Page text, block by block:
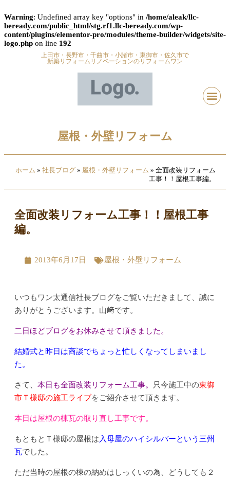
Warning: Undefined array key "options" in /home/aleak/llc-
beready.com/public_html/stg.rf1.llc-beready.com/wp-
content/plugins/elementor-pro/modules/theme-builder/widgets/site-
logo.php on line 192
上田市・長野市・千曲市・小諸市・東御市・佐久市で
新築リフォームリノベーションのリフォームワン
屋根・外壁リフォーム
ホーム » 社長ブログ » 屋根・外壁リフォーム » 全面改装リフォーム
工事！！屋根工事編。
全面改装リフォーム工事！！屋根工事
編。
2013年6月17日 屋根・外壁リフォーム
いつもワン太通信社長ブログをご覧いただきまして、誠に
ありがとうございます。山﨑です。
二日ほどブログをお休みさせて頂きました。
結婚式と昨日は商談でちょっと忙しくなってしまいまし
た。
さて、 本日も全面改装リフォーム工事。 只今施工中の東御
市Ｔ様邸の施工ライブをご紹介させて頂きます。
本日は屋根の棟瓦の取り直し工事です。
もともとＴ様邸の屋根は入母屋のハイシルバーという三州
瓦でした。
ただ当時の屋根の棟の納めはしっくいの為、どうしても２